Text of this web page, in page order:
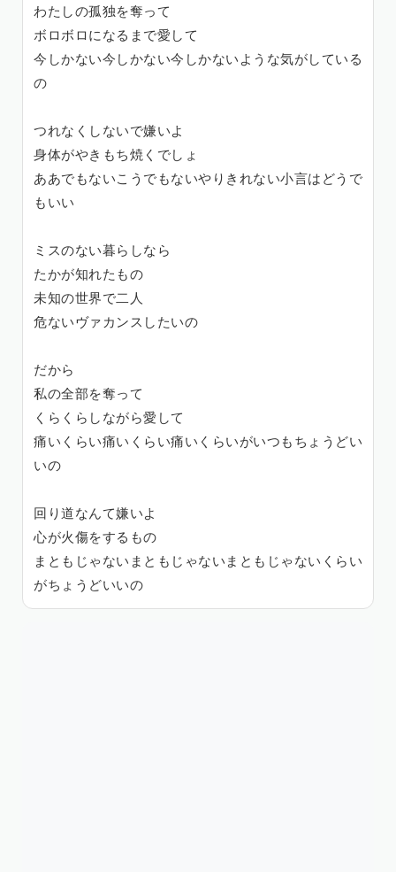
わたしの孤独を奪って
ボロボロになるまで愛して
今しかない今しかない今しかないような気がしている
の
つれなくしないで嫌いよ
身体がやきもち焼くでしょ
ああでもないこうでもないやりきれない小言はどうで
もいい
ミスのない暮らしなら
たかが知れたもの
未知の世界で二人
危ないヴァカンスしたいの
だから
私の全部を奪って
くらくらしながら愛して
痛いくらい痛いくらい痛いくらいがいつもちょうどい
いの
回り道なんて嫌いよ
心が火傷をするもの
まともじゃないまともじゃないまともじゃないくらい
がちょうどいいの